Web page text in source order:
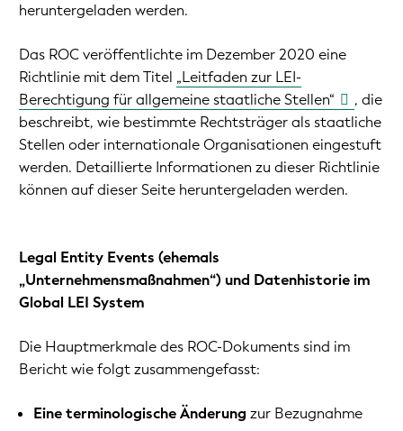
heruntergeladen werden.
Das ROC veröffentlichte im Dezember 2020 eine
Richtlinie mit dem Titel „Leitfaden zur LEI-
Berechtigung für allgemeine staatliche Stellen“
, die
beschreibt, wie bestimmte Rechtsträger als staatliche
Stellen oder internationale Organisationen eingestuft
werden. Detaillierte Informationen zu dieser Richtlinie
können auf dieser Seite heruntergeladen werden.
Legal Entity Events (ehemals
„Unternehmensmaßnahmen“) und Datenhistorie im
Global LEI System
Die Hauptmerkmale des ROC-Dokuments sind im
Bericht wie folgt zusammengefasst:
Eine terminologische Änderung zur Bezugnahme